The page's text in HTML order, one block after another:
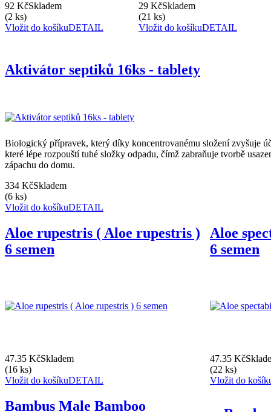
92 KčSkladem
(2 ks)
Vložit do košíkuDETAIL
29 KčSkladem
(21 ks)
Vložit do košíkuDETAIL
Aktivátor septiků 16ks - tablety
Biologický přípravek, který díky koncentrovanému složení zvyšuje
které lépe rozpouští tuhé složky odpadu, čímž zabraňuje tvorbě
zápachu do domu.
334 KčSkladem
(6 ks)
Vložit do košíkuDETAIL
Aloe rupestris ( Aloe rupestris )
6 semen
Aloe
6 semen
47.35 KčSkladem
(16 ks)
Vložit do košíkuDETAIL
47.35 Kč
(22 ks)
Vložit do
Bambus Male Bamboo